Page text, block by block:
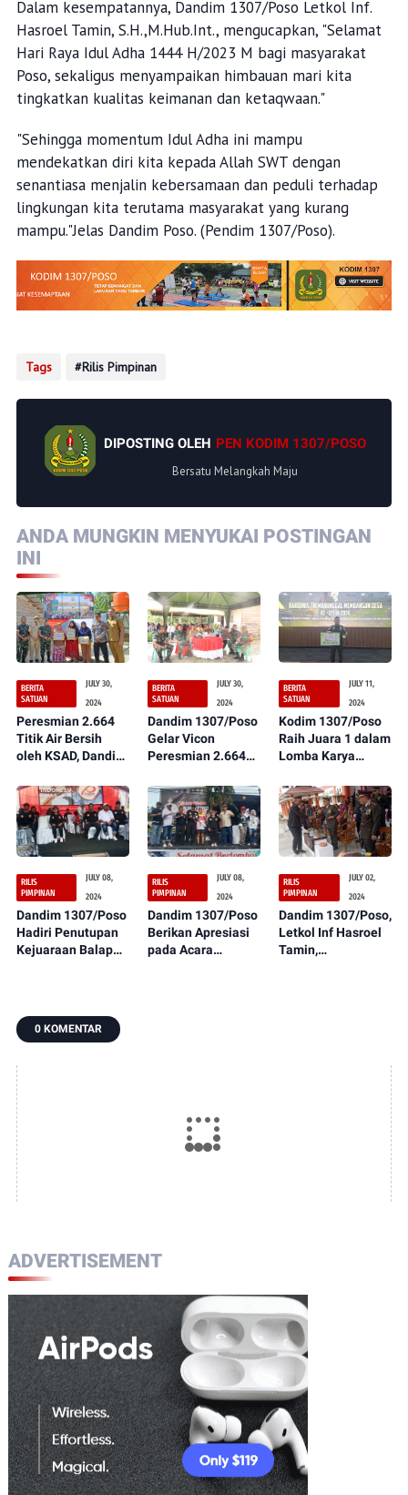
Dalam kesempatannya, Dandim 1307/Poso Letkol Inf.
Hasroel Tamin, S.H.,M.Hub.Int., mengucapkan, "Selamat
Hari Raya Idul Adha 1444 H/2023 M bagi masyarakat
Poso, sekaligus menyampaikan himbauan mari kita
tingkatkan kualitas keimanan dan ketaqwaan."
"Sehingga momentum Idul Adha ini mampu
mendekatkan diri kita kepada Allah SWT dengan
senantiasa menjalin kebersamaan dan peduli terhadap
lingkungan kita terutama masyarakat yang kurang
mampu."Jelas Dandim Poso. (Pendim 1307/Poso).
Tags Rilis Pimpinan
DIPOSTING OLEH PEN KODIM 1307/POSO
Bersatu Melangkah Maju
ANDA MUNGKIN MENYUKAI POSTINGAN
INI
BERITA
SATUAN
JULY 30,
2024
Peresmian 2.664
Titik Air Bersih
oleh KSAD, Dandim
Sembako untuk
Masyarakat Kurang
Mampu
BERITA
SATUAN
JULY 30,
2024
Dandim 1307/Poso
Gelar Vicon
Peresmian 2.664
Seluruh Indonesia
Oleh KASAD
BERITA
SATUAN
JULY 11,
2024
Kodim 1307/Poso
Raih Juara 1 dalam
Lomba Karya
Ke-120 Tahun 2024
RILIS
PIMPINAN
JULY 08,
2024
Dandim 1307/Poso
Hadiri Penutupan
Kejuaraan Balap
Rangka HUT
BHAYANGKARA
RILIS
PIMPINAN
JULY 08,
2024
Dandim 1307/Poso
Berikan Apresiasi
pada Acara
RILIS
PIMPINAN
JULY 02,
2024
Dandim 1307/Poso,
Letkol Inf Hasroel
Tamin,
0 KOMENTAR
ADVERTISEMENT